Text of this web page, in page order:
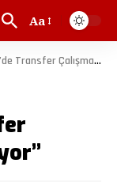
Aa
Çalışmaları Hız Kesmiyor”